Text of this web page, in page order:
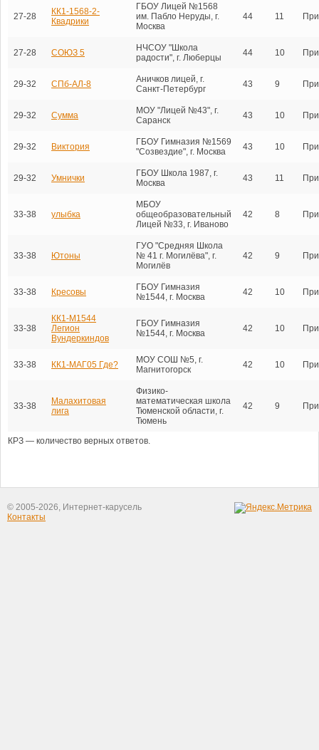
27-28
КК1-1568-2-
Квадрики
ГБОУ Лицей №1568
им. Пабло Неруды, г.
Москва
44 11
27-28 СОЮЗ 5
НЧСОУ "Школа
радости", г. Люберцы
44 10
29-32 СПб-АЛ-8
Аничков лицей, г.
Санкт-Петербург
43 9
29-32 Сумма
МОУ "Лицей №43", г.
Саранск
43 10
29-32 Виктория
ГБОУ Гимназия №1569
"Созвездие", г. Москва
43 10
29-32 Умнички
ГБОУ Школа 1987, г.
Москва
43 11
33-38 улыбка
МБОУ
общеобразовательный
Лицей №33, г. Иваново
42 8
33-38 Ютоны
ГУО "Средняя Школа
№ 41 г. Могилёва", г.
Могилёв
42 9
33-38 Кресовы
ГБОУ Гимназия
№1544, г. Москва
42 10
33-38
КК1-М1544
Легион
Вундеркиндов
ГБОУ Гимназия
№1544, г. Москва
42 10
33-38 КК1-МАГ05 Где?
МОУ СОШ №5, г.
Магнитогорск
42 10
33-38
Малахитовая
лига
Физико-
математическая школа
Тюменской области, г.
Тюмень
42 9
КРЗ — количество верных ответов.
© 2005-2026, Интернет-карусель
Контакты